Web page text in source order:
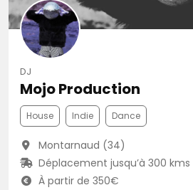
DJ
Mojo Production
House Indie Dance
Montarnaud (34)
Déplacement jusqu’à 300 kms
À partir de 350€